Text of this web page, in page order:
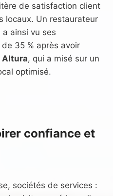
de satisfaction client
locaux. Un restaurateur
a ainsi vu ses
35 % après avoir
Altura, qui a misé sur un
optimisé.
confiance et
sociétés de services :